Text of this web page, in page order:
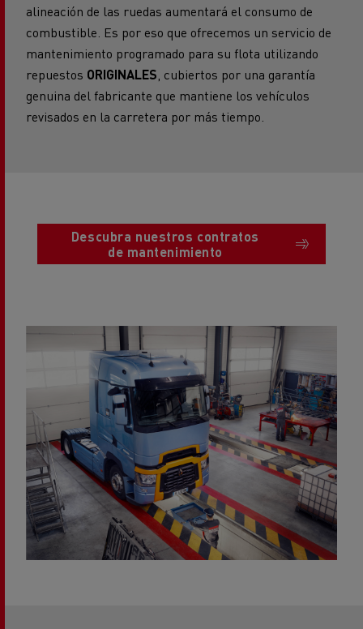
alineación de las ruedas aumentará el consumo de
combustible. Es por eso que ofrecemos un servicio de
mantenimiento programado para su flota utilizando
repuestos ORIGINALES, cubiertos por una garantía
genuina del fabricante que mantiene los vehículos
revisados en la carretera por más tiempo.
Descubra nuestros contratos
de mantenimiento